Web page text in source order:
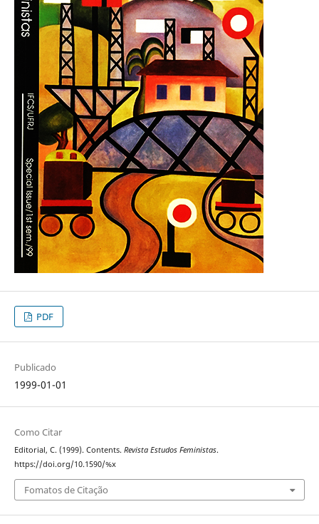
PDF
Publicado
1999-01-01
Como Citar
Editorial, C. (1999). Contents. Revista Estudos Feministas.
https://doi.org/10.1590/%x
Fomatos de Citação